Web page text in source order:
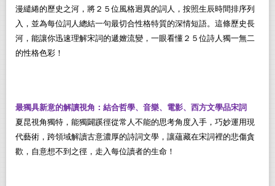
漫繾綣的歷史之河，將２５位風格迥異的詞人，按照生辰時間排序列
入，並為每位詞人總結一句最切合性格特質的深情短語。這條歷史長
河，能讓你迅速理解宋詞的遞嬗流變，一眼看懂２５位詩人獨一無二
的性格色彩！
最獨具新意的解讀視角：結合哲學、音樂、電影、西方文學品宋詞
夏昆視角獨特，能獨闢蹊徑從常人不能的思考角度入手，巧妙運用現
代藝術，跨領域解讀古意濃厚的詩詞文學，讓蘊藏在宋詞裡的悲傷貪
歡，自意想不到之徑，走入每位讀者的生命！